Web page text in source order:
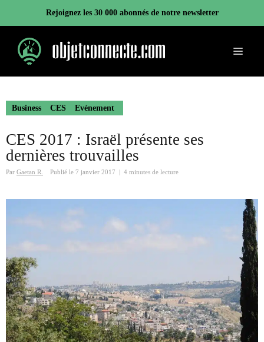
contenu
Rejoignez les 30 000 abonnés de notre newsletter
Menu
Business CES Evénement
CES 2017 : Israël présente ses
dernières trouvailles
Par Gaetan R. Publié le 7 janvier 2017 4 minutes de lecture